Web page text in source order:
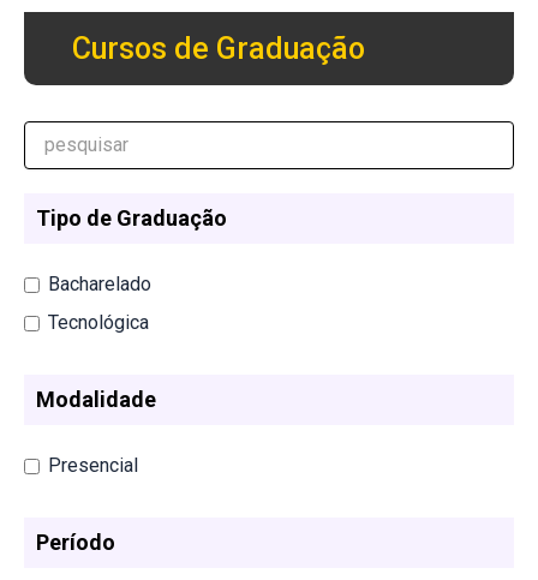
Cursos de Graduação
Tipo de Graduação
Bacharelado
Tecnológica
Modalidade
Presencial
Período